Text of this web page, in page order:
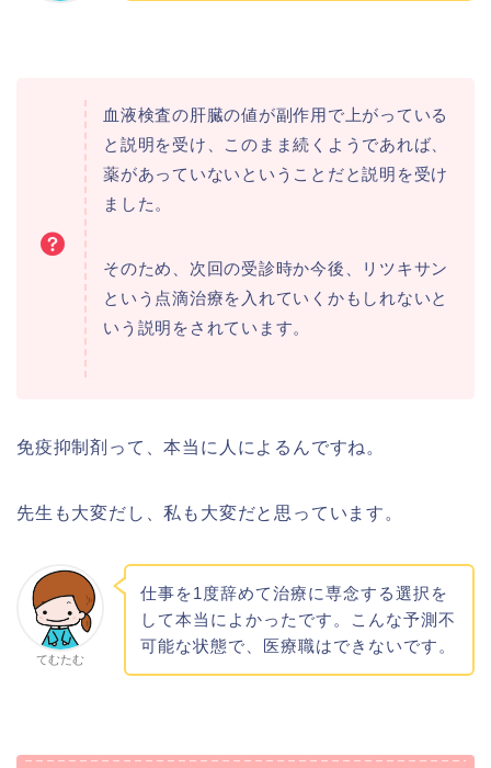
血液検査の肝臓の値が副作用で上がっている
と説明を受け、このまま続くようであれば、
薬があっていないということだと説明を受け
ました。
そのため、次回の受診時か今後、リツキサン
という点滴治療を入れていくかもしれないと
いう説明をされています。
免疫抑制剤って、本当に人によるんですね。
先生も大変だし、私も大変だと思っています。
てむたむ
仕事を1度辞めて治療に専念する選択を
して本当によかったです。こんな予測不
可能な状態で、医療職はできないです。